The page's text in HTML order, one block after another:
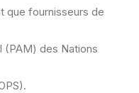
que fournisseurs de
(PAM) des Nations